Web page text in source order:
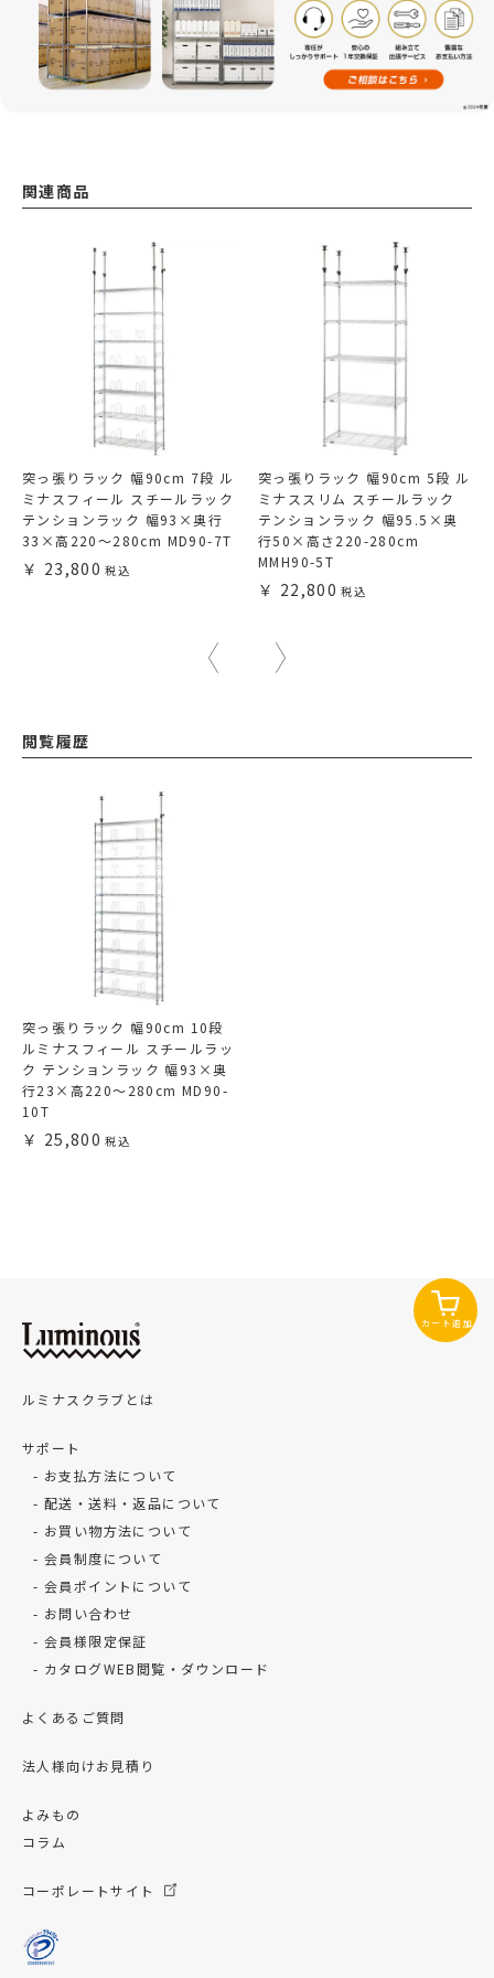
関連商品
突っ張りラック 幅90cm 7段 ル
ミナスフィール スチールラック
テンションラック 幅93×奥行
33×高220～280cm MD90-7T
23,800
突っ張りラック 幅90cm 5段 ル
ミナススリム スチールラック
テンションラック 幅95.5×奥
行50×高さ220-280cm
MMH90-5T
22,800
閲覧履歴
突っ張りラック 幅90cm 10段
ルミナスフィール スチールラッ
ク テンションラック 幅93×奥
行23×高220～280cm MD90-
10T
25,800
カート追加
ルミナスクラブとは
サポート
お支払方法について
配送・送料・返品について
お買い物方法について
会員制度について
会員ポイントについて
お問い合わせ
会員様限定保証
カタログWEB閲覧・ダウンロード
よくあるご質問
法人様向けお見積り
よみもの
コラム
コーポレートサイト